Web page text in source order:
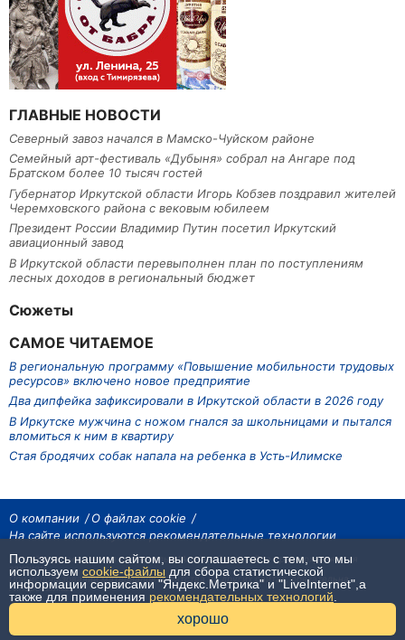
ГЛАВНЫЕ НОВОСТИ
Северный завоз начался в Мамско-Чуйском районе
Семейный арт-фестиваль «Дубыня» собрал на Ангаре под
Братском более 10 тысяч гостей
Губернатор Иркутской области Игорь Кобзев поздравил жителей
Черемховского района с вековым юбилеем
Президент России Владимир Путин посетил Иркутский
авиационный завод
В Иркутской области перевыполнен план по поступлениям
лесных доходов в региональный бюджет
Сюжеты
САМОЕ ЧИТАЕМОЕ
В региональную программу «Повышение мобильности трудовых
ресурсов» включено новое предприятие
Два дипфейка зафиксировали в Иркутской области в 2026 году
В Иркутске мужчина с ножом гнался за школьницами и пытался
вломиться к ним в квартиру
Стая бродячих собак напала на ребенка в Усть-Илимске
О компании
О файлах cookie
На сайте используются рекомендательные технологии
На сайте размещаются материалы ИА «Наш Север». Все права охраняются
законом.
При использовании материалов агентства на других сайтах, обязательна
гиперссылка.
Пользуясь нашим сайтом, вы соглашаетесь с тем, что мы
используем cookie-файлы для сбора статистической
информации сервисами "Яндекс.Метрика" и "LiveInternet",а
также для применения рекомендательных технологий
хорошо